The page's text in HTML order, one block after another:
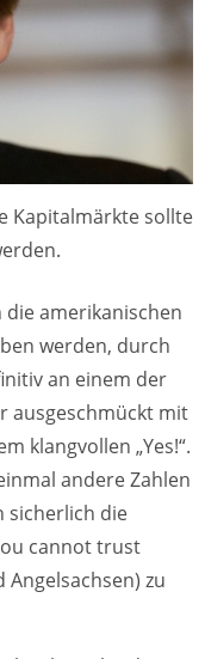
Kapitalmärkte sollte
die amerikanischen
werden, durch
an einem der
ausgeschmückt mit
klangvollen „Yes!“.
andere Zahlen
sicherlich die
cannot trust
Angelsachsen) zu